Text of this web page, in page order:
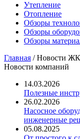
Утепление
Отопление
Обзоры
Обзоры
Обзоры
Главная /Новости
Новости компаний
14.03.2026
Полезные
26.02.2026
Насосное
инженерные
05.08.2025